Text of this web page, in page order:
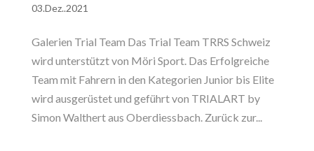
03.Dez..2021
Galerien Trial Team Das Trial Team TRRS Schweiz
wird unterstützt von Möri Sport. Das Erfolgreiche
Team mit Fahrern in den Kategorien Junior bis Elite
wird ausgerüstet und geführt von TRIALART by
Simon Walthert aus Oberdiessbach. Zurück zur...